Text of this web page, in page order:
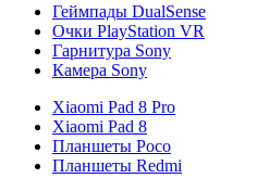
Геймпады DualSense
Очки PlayStation VR
Гарнитура Sony
Камера Sony
Xiaomi Pad 8 Pro
Xiaomi Pad 8
Планшеты Poco
Планшеты Redmi